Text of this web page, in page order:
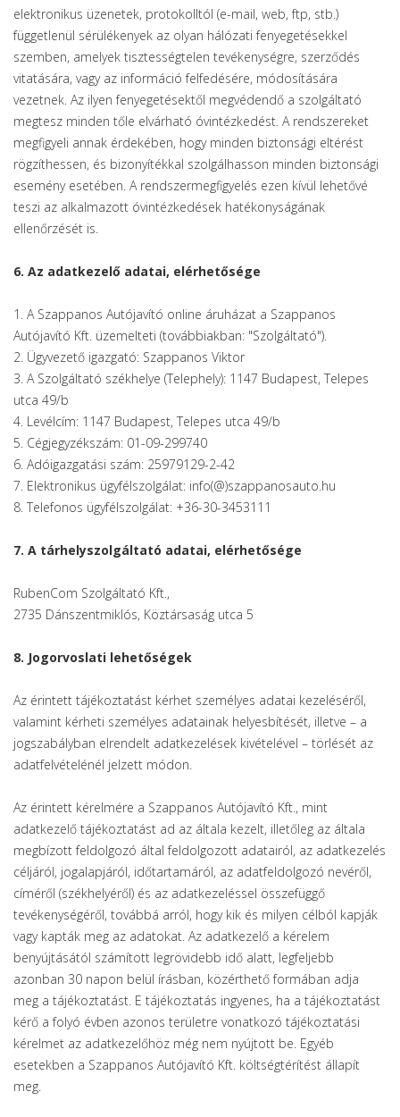
elektronikus üzenetek, protokolltól (e-mail, web, ftp, stb.)
függetlenül sérülékenyek az olyan hálózati fenyegetésekkel
szemben, amelyek tisztességtelen tevékenységre, szerződés
vitatására, vagy az információ felfedésére, módosítására
vezetnek. Az ilyen fenyegetésektől megvédendő a szolgáltató
megtesz minden tőle elvárható óvintézkedést. A rendszereket
megfigyeli annak érdekében, hogy minden biztonsági eltérést
rögzíthessen, és bizonyítékkal szolgálhasson minden biztonsági
esemény esetében. A rendszermegfigyelés ezen kívül lehetővé
teszi az alkalmazott óvintézkedések hatékonyságának
ellenőrzését is.
6. Az adatkezelő adatai, elérhetősége
1. A Szappanos Autójavító online áruházat a Szappanos
Autójavító Kft. üzemelteti (továbbiakban: "Szolgáltató").
2. Ügyvezető igazgató: Szappanos Viktor
3. A Szolgáltató székhelye (Telephely): 1147 Budapest, Telepes
utca 49/b
4. Levélcím: 1147 Budapest, Telepes utca 49/b
5. Cégjegyzékszám: 01-09-299740
6. Adóigazgatási szám: 25979129-2-42
7. Elektronikus ügyfélszolgálat: info(@)szappanosauto.hu
8. Telefonos ügyfélszolgálat: +36-30-3453111
7. A tárhelyszolgáltató adatai, elérhetősége
RubenCom Szolgáltató Kft.,
2735 Dánszentmiklós, Köztársaság utca 5
8. Jogorvoslati lehetőségek
Az érintett tájékoztatást kérhet személyes adatai kezeléséről,
valamint kérheti személyes adatainak helyesbítését, illetve – a
jogszabályban elrendelt adatkezelések kivételével – törlését az
adatfelvételénél jelzett módon.
Az érintett kérelmére a Szappanos Autójavító Kft., mint
adatkezelő tájékoztatást ad az általa kezelt, illetőleg az általa
megbízott feldolgozó által feldolgozott adatairól, az adatkezelés
céljáról, jogalapjáról, időtartamáról, az adatfeldolgozó nevéről,
címéről (székhelyéről) és az adatkezeléssel összefüggő
tevékenységéről, továbbá arról, hogy kik és milyen célból kapják
vagy kapták meg az adatokat. Az adatkezelő a kérelem
benyújtásától számított legrövidebb idő alatt, legfeljebb
azonban 30 napon belül írásban, közérthető formában adja
meg a tájékoztatást. E tájékoztatás ingyenes, ha a tájékoztatást
kérő a folyó évben azonos területre vonatkozó tájékoztatási
kérelmet az adatkezelőhöz még nem nyújtott be. Egyéb
esetekben a Szappanos Autójavító Kft. költségtérítést állapít
meg.